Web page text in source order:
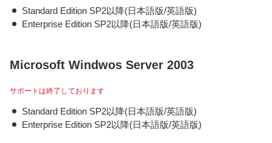
Standard Edition SP2以降(日本語版/英語版)
Enterprise Edition SP2以降(日本語版/英語版)
Microsoft Windwos Server 2003
サポートは終了しております
Standard Edition SP2以降(日本語版/英語版)
Enterprise Edition SP2以降(日本語版/英語版)